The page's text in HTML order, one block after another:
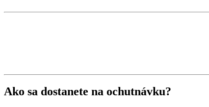
Ako sa dostanete na ochutnávku?